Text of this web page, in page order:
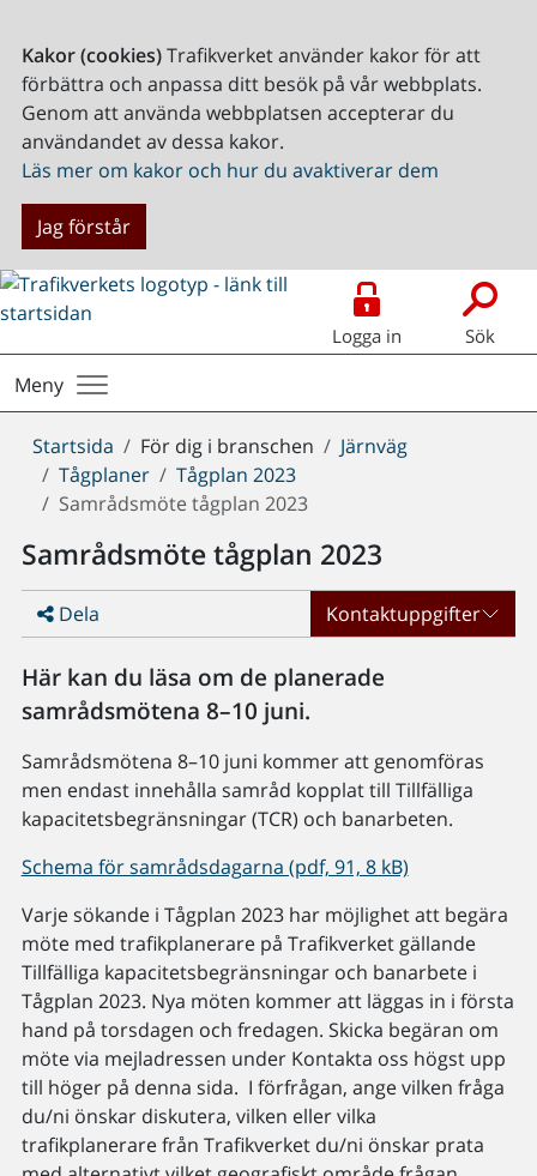
Kakor (cookies)Trafikverket använder kakor för att
förbättra och anpassa ditt besök på vår webbplats.
Genom att använda webbplatsen accepterar du
användandet av dessa kakor.
Läs mer om kakor och hur du avaktiverar dem
Jag förstår
Logga in Sök
Meny
Du
är
här:
Startsida För dig i branschen
Järnväg
Tågplaner
Tågplan 2023
Samrådsmöte tågplan 2023
Samrådsmöte tågplan 2023
Dela Kontaktuppgifter
Här kan du läsa om de planerade
samrådsmötena 8–10 juni.
Samrådsmötena 8–10 juni kommer att genomföras
men endast innehålla samråd kopplat till Tillfälliga
kapacitetsbegränsningar (TCR) och banarbeten.
Schema för samrådsdagarna (pdf, 91, 8 kB)
Varje sökande i Tågplan 2023 har möjlighet att begära
möte med trafikplanerare på Trafikverket gällande
Tillfälliga kapacitetsbegränsningar och banarbete i
Tågplan 2023. Nya möten kommer att läggas in i första
hand på torsdagen och fredagen. Skicka begäran om
möte via mejladressen under Kontakta oss högst upp
till höger på denna sida. I förfrågan, ange vilken fråga
du/ni önskar diskutera, vilken eller vilka
trafikplanerare från Trafikverket du/ni önskar prata